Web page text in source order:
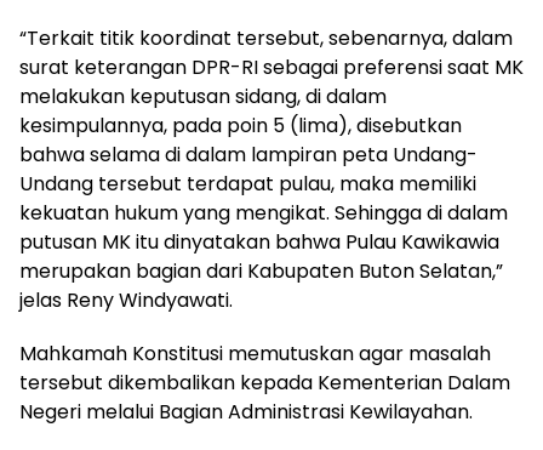
“Terkait titik koordinat tersebut, sebenarnya, dalam
surat keterangan DPR-RI sebagai preferensi saat MK
melakukan keputusan sidang, di dalam
kesimpulannya, pada poin 5 (lima), disebutkan
bahwa selama di dalam lampiran peta Undang-
Undang tersebut terdapat pulau, maka memiliki
kekuatan hukum yang mengikat. Sehingga di dalam
putusan MK itu dinyatakan bahwa Pulau Kawikawia
merupakan bagian dari Kabupaten Buton Selatan,”
jelas Reny Windyawati.
Mahkamah Konstitusi memutuskan agar masalah
tersebut dikembalikan kepada Kementerian Dalam
Negeri melalui Bagian Administrasi Kewilayahan.